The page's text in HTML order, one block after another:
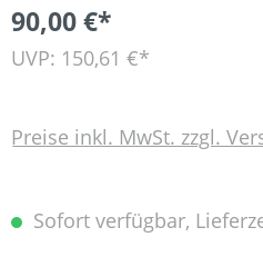
90,00 €*
UVP: 150,61 €*
Preise inkl. MwSt. zzgl.
Sofort verfügbar,